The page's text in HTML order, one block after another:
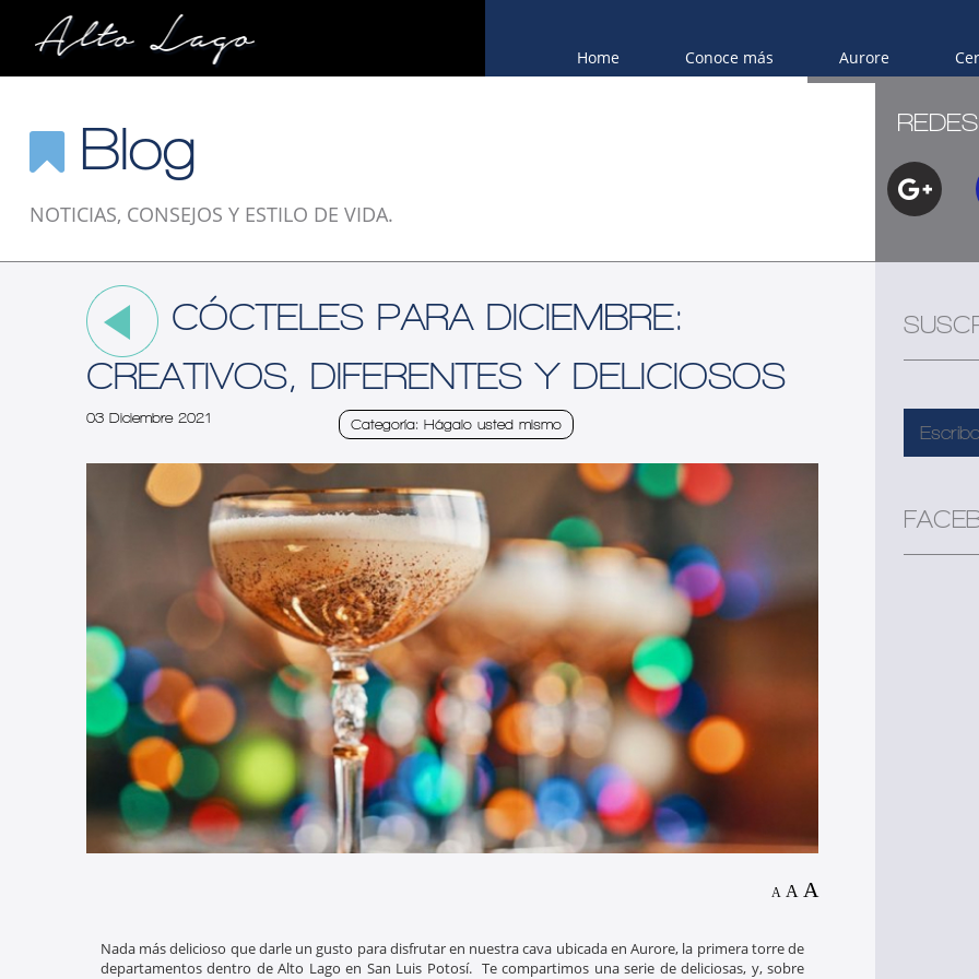
Home Conoce más Aurore
Blog
NOTICIAS, CONSEJOS Y ESTILO DE VIDA.
CÓCTELES PARA DICIEMBRE:
CREATIVOS, DIFERENTES Y DELICIOSOS
03 Diciembre 2021 Categoría: Hágalo usted mismo
A A A
Nada más delicioso que darle un gusto para disfrutar en nuestra cava ubicada en Aurore, la primera torre de
departamentos dentro de Alto Lago en San Luis Potosí. Te compartimos una serie de deliciosas, y, sobre